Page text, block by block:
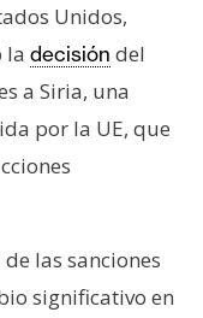
Unidos,
la decisión del
a Siria, una
por la UE, que
las sanciones
significativo en